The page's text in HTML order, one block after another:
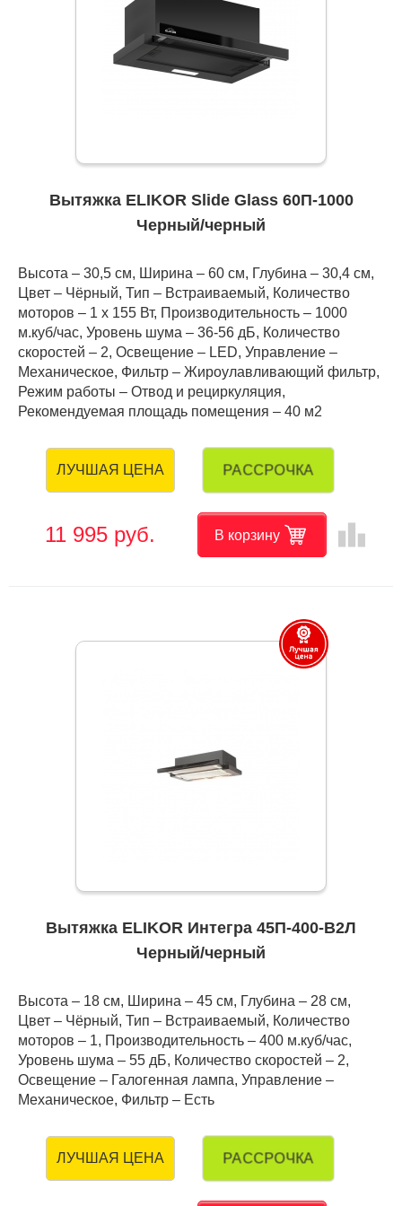
Вытяжка ELIKOR Slide Glass 60П-1000
Черный/черный
Высота – 30,5 см, Ширина – 60 см, Глубина – 30,4 см,
Цвет – Чёрный, Тип – Встраиваемый, Количество
моторов – 1 х 155 Вт, Производительность – 1000
м.куб/час, Уровень шума – 36-56 дБ, Количество
скоростей – 2, Освещение – LED, Управление –
Механическое, Фильтр – Жироулавливающий фильтр,
Режим работы – Отвод и рециркуляция,
Рекомендуемая площадь помещения – 40 м2
ЛУЧШАЯ ЦЕНА РАССРОЧКА
11 995 руб. В корзину leaderboard
Вытяжка ELIKOR Интегра 45П-400-В2Л
Черный/черный
Высота – 18 см, Ширина – 45 см, Глубина – 28 см,
Цвет – Чёрный, Тип – Встраиваемый, Количество
моторов – 1, Производительность – 400 м.куб/час,
Уровень шума – 55 дБ, Количество скоростей – 2,
Освещение – Галогенная лампа, Управление –
Механическое, Фильтр – Есть
ЛУЧШАЯ ЦЕНА РАССРОЧКА